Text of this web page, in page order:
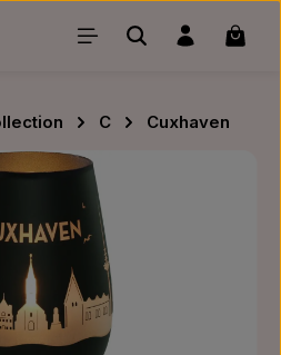
C
Cuxhaven